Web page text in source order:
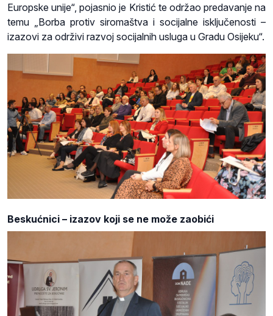
Europske unije“, pojasnio je Kristić te održao predavanje na
temu „Borba protiv siromaštva i socijalne isključenosti –
izazovi za održivi razvoj socijalnih usluga u Gradu Osijeku“.
Beskućnici – izazov koji se ne može zaobići